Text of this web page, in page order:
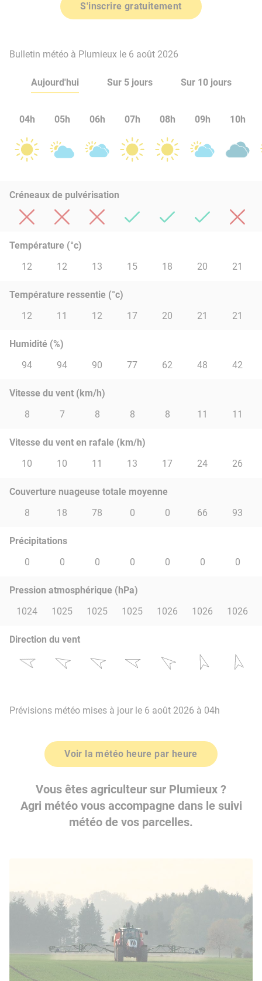
S'inscrire gratuitement
Bulletin météo à Plumieux le 6 août 2026
Aujourd'hui Sur 5 jours Sur 10 jours
04h 05h 06h 07h 08h 09h 10h
Créneaux de pulvérisation
Température (°c)
12
12 13 15 18 20 21
Température ressentie (°c)
12
11 12 17 20 21 21
Humidité (%)
94
94 90 77 62 48 42
Vitesse du vent (km/h)
8
7 8 8 8 11 11
Vitesse du vent en rafale (km/h)
10
10 11 13 17 24 26
Couverture nuageuse totale moyenne
8
18 78 0 0 66 93
Précipitations
0
0 0 0 0 0 0
Pression atmosphérique (hPa)
1024
1025 1025 1025 1026 1026 1026
Direction du vent
Prévisions météo mises à jour le 6 août 2026 à 04h
Voir la météo heure par heure
Vous êtes agriculteur sur Plumieux ?
Agri météo vous accompagne dans le suivi
météo de vos parcelles.